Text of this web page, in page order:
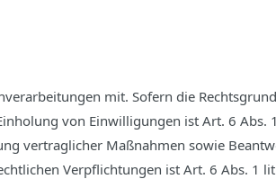
mit. Sofern die
von Einwilligungen ist Art. 6 Abs.
vertraglicher Maßnahmen sowie
Verpflichtungen ist Art. 6 Abs. 1